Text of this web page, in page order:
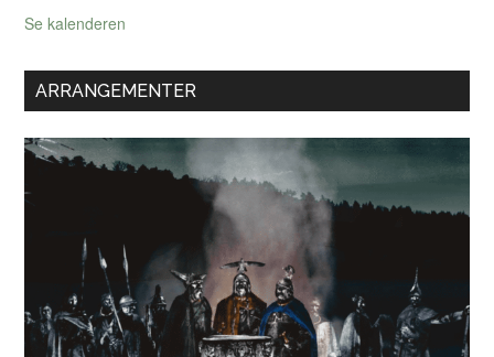
Se kalenderen
ARRANGEMENTER